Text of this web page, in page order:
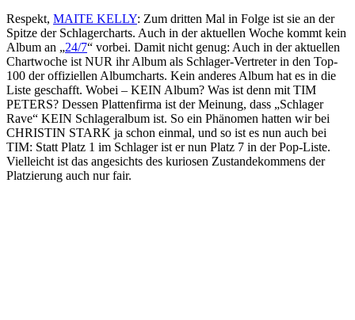
Respekt, MAITE KELLY: Zum dritten Mal in Folge ist sie an der
Spitze der Schlagercharts. Auch in der aktuellen Woche kommt kein
Album an „24/7“ vorbei. Damit nicht genug: Auch in der aktuellen
Chartwoche ist NUR ihr Album als Schlager-Vertreter in den Top-
100 der offiziellen Albumcharts. Kein anderes Album hat es in die
Liste geschafft. Wobei – KEIN Album? Was ist denn mit TIM
PETERS? Dessen Plattenfirma ist der Meinung, dass „Schlager
Rave“ KEIN Schlageralbum ist. So ein Phänomen hatten wir bei
CHRISTIN STARK ja schon einmal, und so ist es nun auch bei
TIM: Statt Platz 1 im Schlager ist er nun Platz 7 in der Pop-Liste.
Vielleicht ist das angesichts des kuriosen Zustandekommens der
Platzierung auch nur fair.